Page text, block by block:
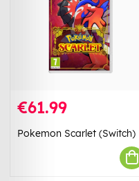
€61.99
Pokemon Scarlet (Switch)